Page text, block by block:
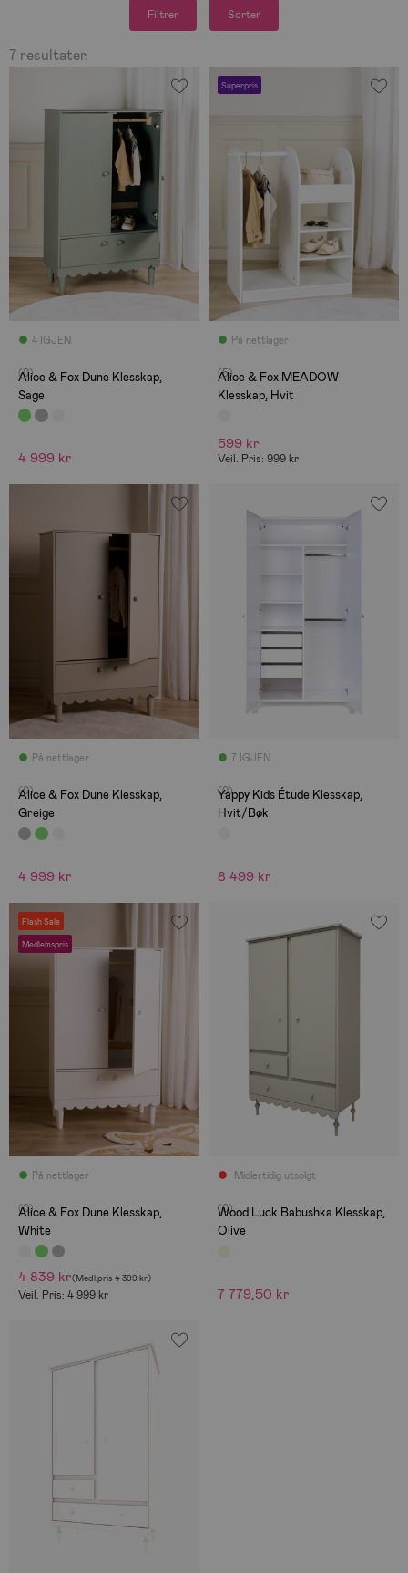
Filtrer Sorter
7 resultater.
4 IGJEN
(0)
Alice & Fox Dune Klesskap,
Sage
4 999 kr
Superpris
På nettlager
(5)
Alice & Fox MEADOW
Klesskap, Hvit
599 kr
Veil. Pris: 999 kr
På nettlager
(0)
Alice & Fox Dune Klesskap,
Greige
4 999 kr
7 IGJEN
(0)
Yappy Kids Étude Klesskap,
Hvit/Bøk
8 499 kr
Flash Sale
Medlemspris
På nettlager
(0)
Alice & Fox Dune Klesskap,
White
4 839 kr(Medl.pris 4 399 kr)
Veil. Pris: 4 999 kr
Midlertidig utsolgt
(0)
Wood Luck Babushka Klesskap,
Olive
7 779,50 kr